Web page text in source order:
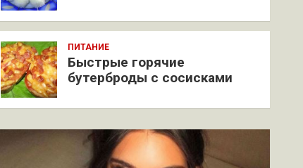
ПИТАНИЕ
Быстрые горячие
бутерброды с сосисками